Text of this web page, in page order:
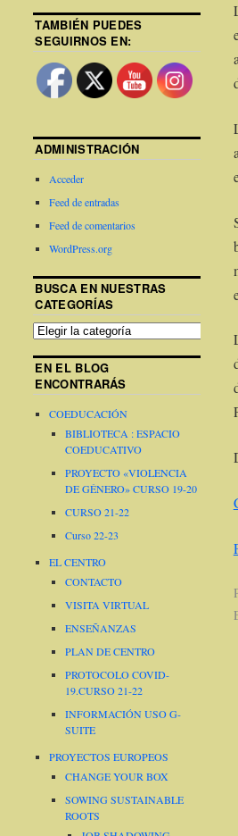
TAMBIÉN PUEDES
SEGUIRNOS EN:
ADMINISTRACIÓN
Acceder
Feed de entradas
Feed de comentarios
WordPress.org
BUSCA EN NUESTRAS
CATEGORÍAS
EN EL BLOG
ENCONTRARÁS
COEDUCACIÓN
BIBLIOTECA : ESPACIO
COEDUCATIVO
PROYECTO «VIOLENCIA
DE GÉNERO» CURSO 19-20
CURSO 21-22
Curso 22-23
EL CENTRO
CONTACTO
VISITA VIRTUAL
ENSEÑANZAS
PLAN DE CENTRO
PROTOCOLO COVID-
19.CURSO 21-22
INFORMACIÓN USO G-
SUITE
PROYECTOS EUROPEOS
CHANGE YOUR BOX
SOWING SUSTAINABLE
ROOTS